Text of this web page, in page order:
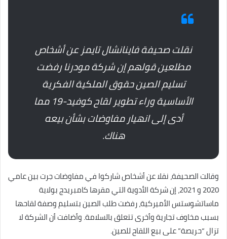
نقلت صحيفة فاينانشال تايمز عن أشخاص
مطلعين قولهم إن شركة مودرنا رفضت
تسليم الصين حقوق الملكية الفكرية
الأساسية وراء تطوير لقاح كوفيد-19 مما
أدى إلى انهيار مفاوضات بشأن بيعه
هناك.
وقالت الصحيفة، نقلا عن أشخاص شاركوا في مفاوضات جرت بين عامي
2020 و 2021، إن شركة الأدوية التي مقرها كامبريدج بولاية
ماساتشوستس الأميركية، رفضت طلب الصين بتسليم وصفة لقاحها
بسبب مخاوف تجارية وأخرى تتعلق بالسلامة. وأضافت أن الشركة لا
تزال “حريصة” على بيع اللقاح للصين.